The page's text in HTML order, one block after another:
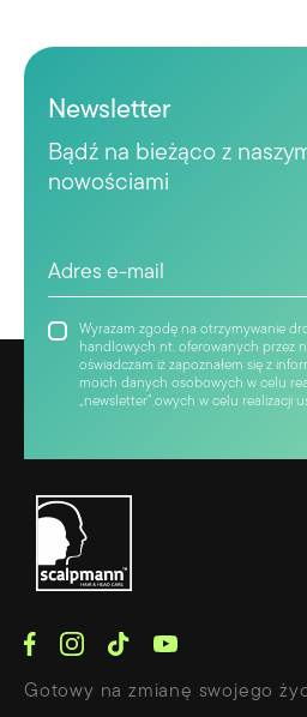
Newsletter
Bądź na bieżąco z
nowościami
Wyrażam zgodę na otrzymywanie
handlowych nt. oferowanych przez
oświadczam iż zapoznałem się z
moich danych osobowych w celu
„newsletter”.owych w celu realizacji
Gotowy na zmianę swojego